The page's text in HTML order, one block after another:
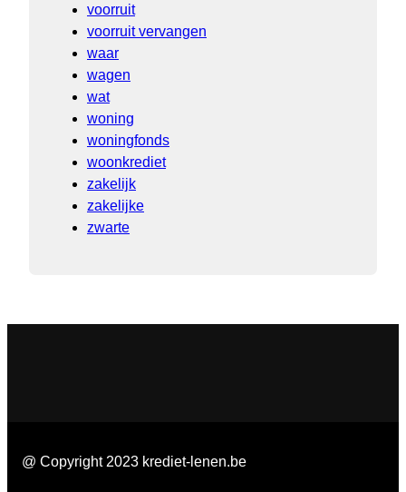
voorruit
voorruit vervangen
waar
wagen
wat
woning
woningfonds
woonkrediet
zakelijk
zakelijke
zwarte
@ Copyright 2023 krediet-lenen.be